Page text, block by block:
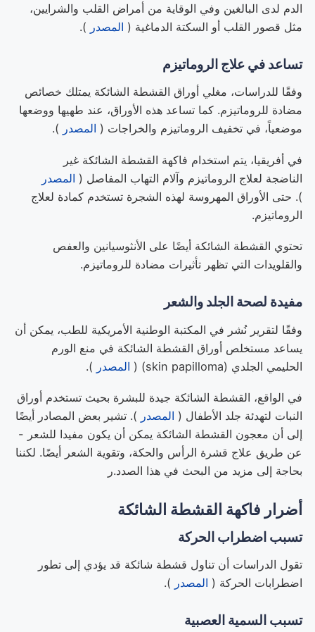
الدم لدى البالغين وفي الوقاية من أمراض القلب والشرايين،
مثل قصور القلب أو السكتة الدماغية ( المصدر ).
تساعد في علاج الروماتيزم
وفقًا للدراسات، مغلي أوراق القشطة الشائكة يمتلك خصائص
مضادة للروماتيزم. كما تساعد هذه الأوراق، عند طهيها ووضعها
موضعياً، في تخفيف الروماتيزم والخراجات ( المصدر ).
في أفريقيا، يتم استخدام فاكهة القشطة الشائكة غير
الناضجة لعلاج الروماتيزم وآلام التهاب المفاصل ( المصدر
). حتى الأوراق المهروسة لهذه الشجرة تستخدم كمادة لعلاج
الروماتيزم.
تحتوي القشطة الشائكة أيضًا على الأنثوسيانين والعفص
والقلويدات التي تظهر تأثيرات مضادة للروماتيزم.
مفيدة لصحة الجلد والشعر
وفقًا لتقرير نُشر في المكتبة الوطنية الأمريكية للطب، يمكن أن
يساعد مستخلص أوراق القشطة الشائكة في منع الورم
الحليمي الجلدي (skin papilloma) (
المصدر ).
في الواقع، القشطة الشائكة جيدة للبشرة بحيث تستخدم أوراق
النبات لتهدئة جلد الأطفال ( المصدر ). تشير بعض المصادر أيضًا
إلى أن معجون القشطة الشائكة يمكن أن يكون مفيدا للشعر -
عن طريق علاج قشرة الرأس والحكة، وتقوية الشعر أيضًا. لكننا
بحاجة إلى مزيد من البحث في هذا الصدد.ر
أضرار فاكهة القشطة الشائكة
تسبب اضطراب الحركة
تقول الدراسات أن تناول قشطة شائكة قد يؤدي إلى تطور
اضطرابات الحركة ( المصدر ).
تسبب السمية العصبية